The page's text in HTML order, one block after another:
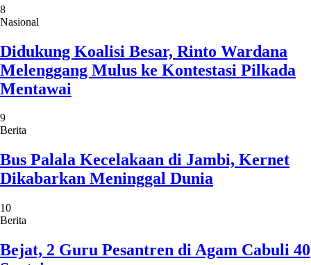
8
Nasional
Didukung Koalisi Besar, Rinto Wardana
Melenggang Mulus ke Kontestasi Pilkada
Mentawai
9
Berita
Bus Palala Kecelakaan di Jambi, Kernet
Dikabarkan Meninggal Dunia
10
Berita
Bejat, 2 Guru Pesantren di Agam Cabuli 40